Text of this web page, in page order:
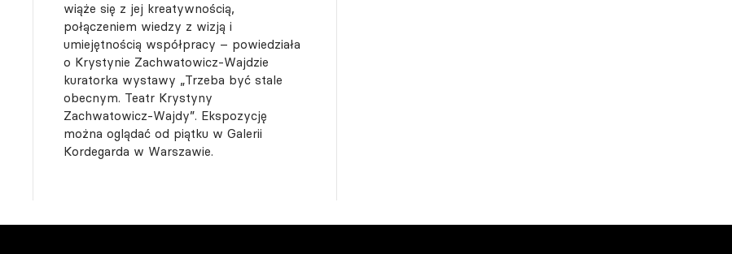
wiąże się z jej kreatywnością,
połączeniem wiedzy z wizją i
umiejętnością współpracy – powiedziała
o Krystynie Zachwatowicz-Wajdzie
kuratorka wystawy „Trzeba być stale
obecnym. Teatr Krystyny
Zachwatowicz-Wajdy”. Ekspozycję
można oglądać od piątku w Galerii
Kordegarda w Warszawie.